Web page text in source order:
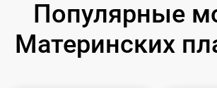
Популярные
Материнских